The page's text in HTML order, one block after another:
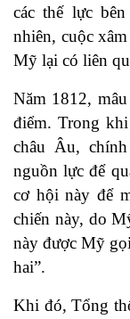
các thế lực
nhiên, cuộc
Mỹ lại có liên
Năm 1812,
điểm. Trong
châu Âu,
nguồn lực để
cơ hội này để
chiến này, do
này được Mỹ
hai”.
Khi đó, Tổng